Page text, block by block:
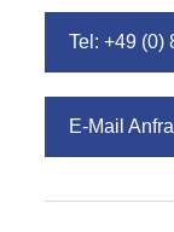
Tel: +49 (0)
E-Mail